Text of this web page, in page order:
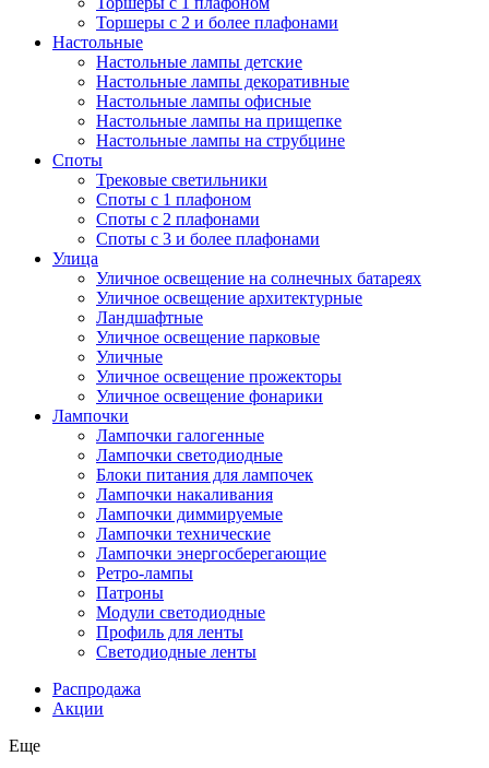
Торшеры с 2 и более плафонами
Настольные
Настольные лампы детские
Настольные лампы декоративные
Настольные лампы офисные
Настольные лампы на прищепке
Настольные лампы на струбцине
Споты
Трековые светильники
Споты с 1 плафоном
Споты с 2 плафонами
Споты с 3 и более плафонами
Улица
Уличное освещение на солнечных батареях
Уличное освещение архитектурные
Ландшафтные
Уличное освещение парковые
Уличные
Уличное освещение прожекторы
Уличное освещение фонарики
Лампочки
Лампочки галогенные
Лампочки светодиодные
Блоки питания для лампочек
Лампочки накаливания
Лампочки диммируемые
Лампочки технические
Лампочки энергосберегающие
Ретро-лампы
Патроны
Модули светодиодные
Профиль для ленты
Светодиодные ленты
Распродажа
Акции
Еще